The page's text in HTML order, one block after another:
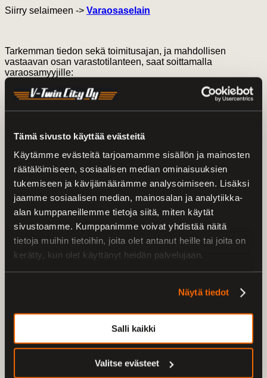
Tämä sivusto käyttää evästeitä
Käytämme evästeitä tarjoamamme sisällön ja mainosten
räätälöimiseen, sosiaalisen median ominaisuuksien
tukemiseen ja kävijämäärämme analysoimiseen. Lisäksi
jaamme sosiaalisen median, mainosalan ja analytiikka-
alan kumppaneillemme tietoja siitä, miten käytät
sivustoamme. Kumppanimme voivat yhdistää näitä
tietoja muihin tietoihin, joita olet antanut heille tai joita on
kerätty, kun olet käyttänyt heidän palvelujaan.
Näytä tiedot
Salli kaikki
Valitse evästeet
Siirry selaimeen -> Varaosaselain
Tarkemman tiedon sekä toimitusajan, ja mahdollisen
vastaavan osan varastotilanteen, saat soittamalla
varaosamyyjille:
Eepi 020 7436 825
Kalle 020 7436 821
Ville 020 7436 829